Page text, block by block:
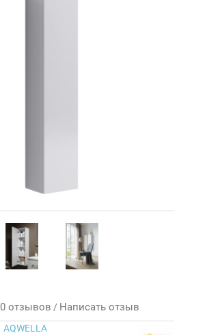
0 отзывов / Написать отзыв
AQWELLA